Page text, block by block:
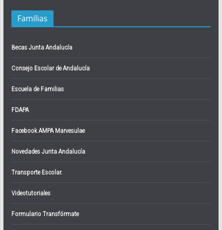
Familias
Becas Junta Andalucía
Consejo Escolar de Andalucía
Escuela de Familias
FDAPA
Facebook AMPA Marvesulae
Novedades Junta Andalucía
Transporte Escolar.
Videotutoriales
Formulario Transfórmate